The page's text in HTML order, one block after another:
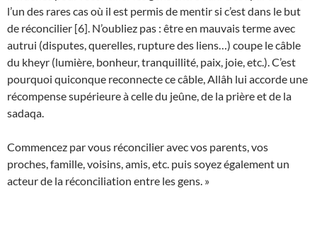
l’un des rares cas où il est permis de mentir si c’est dans le but
de réconcilier [6]. N’oubliez pas : être en mauvais terme avec
autrui (disputes, querelles, rupture des liens…) coupe le câble
du kheyr (lumière, bonheur, tranquillité, paix, joie, etc.). C’est
pourquoi quiconque reconnecte ce câble, Allâh lui accorde une
récompense supérieure à celle du jeûne, de la prière et de la
sadaqa.
Commencez par vous réconcilier avec vos parents, vos
proches, famille, voisins, amis, etc. puis soyez également un
acteur de la réconciliation entre les gens. »